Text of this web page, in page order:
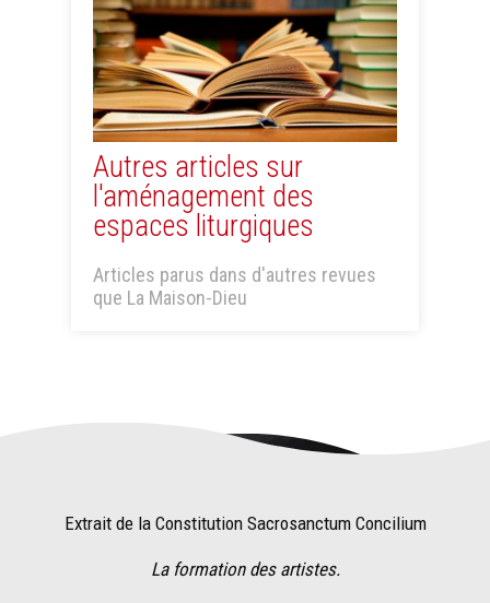
Autres articles sur
l'aménagement des
espaces liturgiques
Articles parus dans d'autres revues
que La Maison-Dieu
Extrait de la Constitution Sacrosanctum Concilium
La formation des artistes.